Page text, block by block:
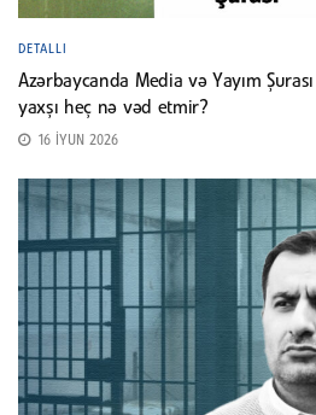
DETALLI
Azərbaycanda Media və Yayım
yaxşı heç nə vəd etmir?
16 İYUN 2026